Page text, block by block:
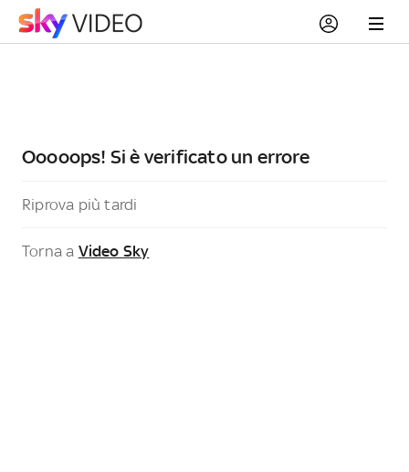
Ooooops! Si è verificato un errore
Riprova più tardi
Torna a Video Sky